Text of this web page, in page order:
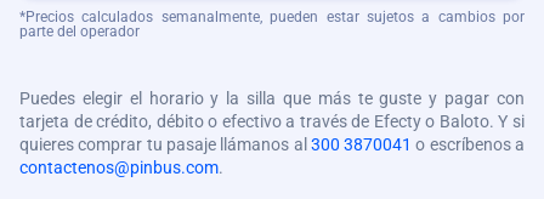
*Precios calculados semanalmente, pueden estar sujetos a cambios por
parte del operador
Puedes elegir el horario y la silla que más te guste y pagar con
tarjeta de crédito, débito o efectivo a través de Efecty o Baloto. Y si
quieres comprar tu pasaje llámanos al 300 3870041 o escríbenos a
contactenos@pinbus.com.